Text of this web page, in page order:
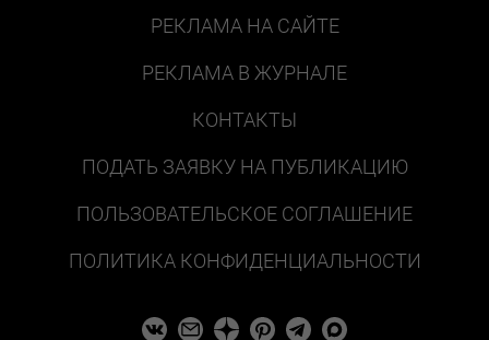
РЕКЛАМА НА САЙТЕ
РЕКЛАМА В ЖУРНАЛЕ
КОНТАКТЫ
ПОДАТЬ ЗАЯВКУ НА ПУБЛИКАЦИЮ
ПОЛЬЗОВАТЕЛЬСКОЕ СОГЛАШЕНИЕ
ПОЛИТИКА КОНФИДЕНЦИАЛЬНОСТИ